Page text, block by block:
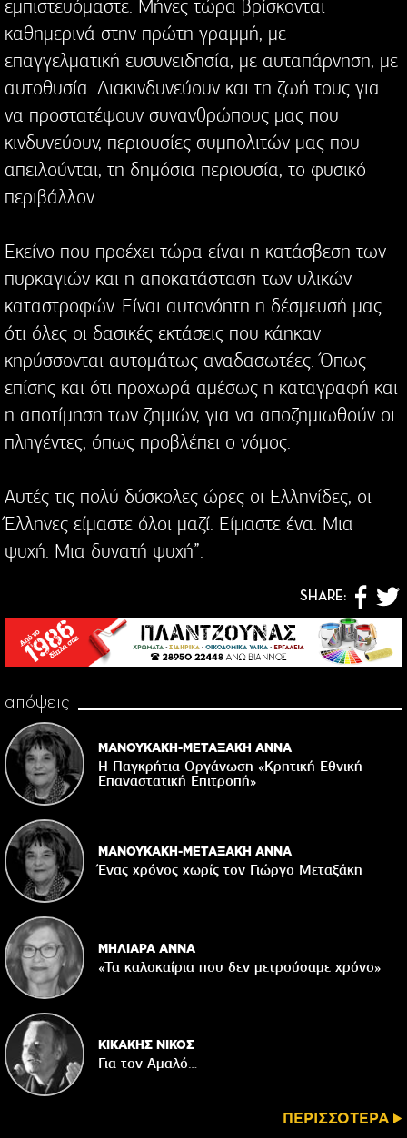
εμπιστευόμαστε. Μήνες τώρα βρίσκονται
καθημερινά στην πρώτη γραμμή, με
επαγγελματική ευσυνειδησία, με αυταπάρνηση, με
αυτοθυσία. Διακινδυνεύουν και τη ζωή τους για
να προστατέψουν συνανθρώπους μας που
κινδυνεύουν, περιουσίες συμπολιτών μας που
απειλούνται, τη δημόσια περιουσία, το φυσικό
περιβάλλον.
Εκείνο που προέχει τώρα είναι η κατάσβεση των
πυρκαγιών και η αποκατάσταση των υλικών
καταστροφών. Είναι αυτονόητη η δέσμευσή μας
ότι όλες οι δασικές εκτάσεις που κάηκαν
κηρύσσονται αυτομάτως αναδασωτέες. Όπως
επίσης και ότι προχωρά αμέσως η καταγραφή και
η αποτίμηση των ζημιών, για να αποζημιωθούν οι
πληγέντες, όπως προβλέπει ο νόμος.
Αυτές τις πολύ δύσκολες ώρες οι Ελληνίδες, οι
Έλληνες είμαστε όλοι μαζί. Είμαστε ένα. Μια
ψυχή. Μια δυνατή ψυχή”.
SHARE:
απόψεις
ΜΑΝΟΥΚΑΚΗ-ΜΕΤΑΞΑΚΗ ΑΝΝΑ
Η Παγκρήτια Οργάνωση «Κρητική Εθνική
Επαναστατική Eπιτροπή»
ΜΑΝΟΥΚΑΚΗ-ΜΕΤΑΞΑΚΗ ΑΝΝΑ
Ένας χρόνος χωρίς τον Γιώργο Μεταξάκη
ΜΗΛΙΑΡΑ ΑΝΝΑ
«Τα καλοκαίρια που δεν μετρούσαμε χρόνο»
ΚΙΚΑΚΗΣ ΝΙΚΟΣ
Για τον Αμαλό…
ΠΕΡΙΣΣΟΤΕΡΑ